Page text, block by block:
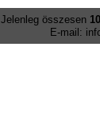
Jelenleg összesen
E-mail: